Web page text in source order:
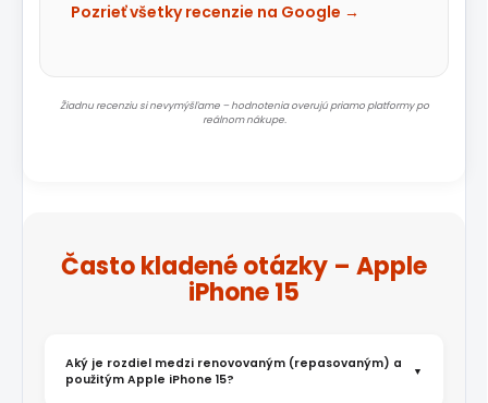
Pozrieť všetky recenzie na Google →
Žiadnu recenziu si nevymýšľame – hodnotenia overujú priamo platformy po
reálnom nákupe.
Často kladené otázky – Apple
iPhone 15
Aký je rozdiel medzi renovovaným (repasovaným) a
použitým Apple iPhone 15?